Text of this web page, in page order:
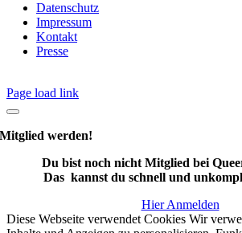
Datenschutz
Impressum
Kontakt
Presse
Page load link
Mitglied werden!
Du bist noch nicht Mitglied bei
Das kannst du schnell und
Hier Anmelden
Diese Webseite verwendet Cookies Wir